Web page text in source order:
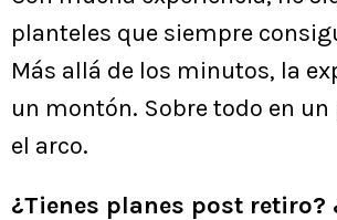
planteles que siempre
Más allá de los minutos, la
un montón. Sobre todo en
el arco.
¿Tienes planes post retiro?